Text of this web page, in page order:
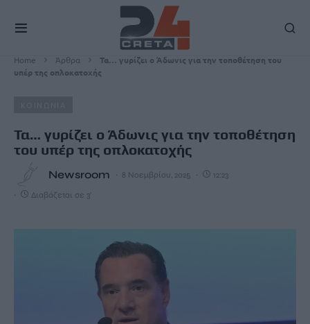
Home Άρθρα
Τα… γυρίζει ο Άδωνις για την τοποθέτηση του
υπέρ της οπλοκατοχής
Τα… γυρίζει ο Άδωνις για την τοποθέτηση
του υπέρ της οπλοκατοχής
Newsroom 8 Νοεμβρίου, 2025 12:23
Διαβάζεται σε 3'